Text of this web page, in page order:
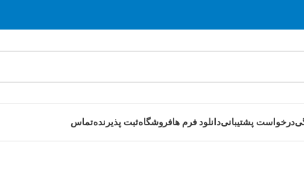
درخواست پشتیبانیدانلود فرم هافروشگاهثبت پذیرندهتماس